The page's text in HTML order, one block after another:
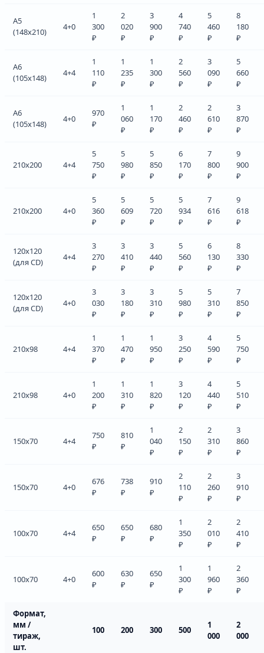
A5
(148x210)
4+0
1
300
₽
2
020
₽
3
900
₽
4
740
₽
5
460
₽
8
180
₽
A6
(105x148)
4+4
1
110
₽
1
235
₽
1
300
₽
2
560
₽
3
090
₽
5
660
₽
A6
(105x148)
4+0
970
₽
1
060
₽
1
170
₽
2
460
₽
2
610
₽
3
870
₽
210x200 4+4
5
750
₽
5
980
₽
5
850
₽
6
170
₽
7
800
₽
9
900
₽
210x200 4+0
5
360
₽
5
609
₽
5
720
₽
5
934
₽
7
616
₽
9
618
₽
120x120
(для CD)
4+4
3
270
₽
3
410
₽
3
440
₽
5
560
₽
6
130
₽
8
330
₽
120x120
(для CD)
4+0
3
030
₽
3
180
₽
3
310
₽
5
980
₽
5
310
₽
7
850
₽
210x98 4+4
1
370
₽
1
470
₽
1
950
₽
3
250
₽
4
590
₽
5
750
₽
210x98 4+0
1
200
₽
1
310
₽
1
820
₽
3
120
₽
4
440
₽
5
510
₽
150x70 4+4
750
₽
810
₽
1
040
₽
2
150
₽
2
310
₽
3
860
₽
150x70 4+0
676
₽
738
₽
910
₽
2
110
₽
2
260
₽
3
910
₽
100x70 4+4
650
₽
650
₽
680
₽
1
350
₽
2
010
₽
2
410
₽
100x70 4+0
600
₽
630
₽
650
₽
1
300
₽
1
960
₽
2
360
₽
Формат,
мм /
тираж,
шт.
100 200 300 500
1
000
2
000